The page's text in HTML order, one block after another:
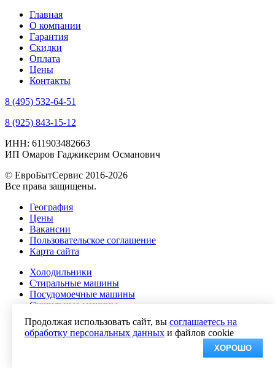
Продолжая использовать сайт, вы соглашаетесь на
обработку персональных данных и файлов cookie
ХОРОШО
Главная
О компании
Гарантия
Скидки
Оплата
Цены
Контакты
8 (495) 532-64-51
8 (925) 843-15-12
ИНН: 611903482663
ИП Омаров Гаджикерим Османович
© ЕвроБытСервис 2016-2026
Все права защищены.
География
Цены
Вакансии
Пользовательское соглашение
Карта сайта
Холодильники
Стиральные машины
Посудомоечные машины
Сушильные машины
Морозильники и морозильные камеры
Ремонт варочных панелей
Духовые шкафы